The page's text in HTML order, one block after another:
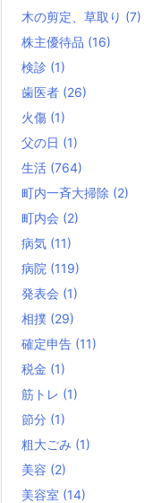
木の剪定、草取り (7)
株主優待品 (16)
検診 (1)
歯医者 (26)
火傷 (1)
父の日 (1)
生活 (764)
町内一斉大掃除 (2)
町内会 (2)
病気 (11)
病院 (119)
発表会 (1)
相撲 (29)
確定申告 (11)
税金 (1)
筋トレ (1)
節分 (1)
粗大ごみ (1)
美容 (2)
美容室 (14)